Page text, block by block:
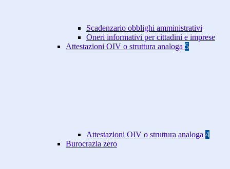
Scadenzario obblighi amministrativi
Oneri informativi per cittadini e imprese
Attestazioni OIV o struttura analoga 5
Attestazioni OIV o struttura analoga 4
Burocrazia zero